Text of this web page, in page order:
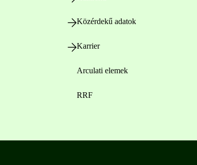
Közérdekű adatok
Karrier
Arculati elemek
RRF